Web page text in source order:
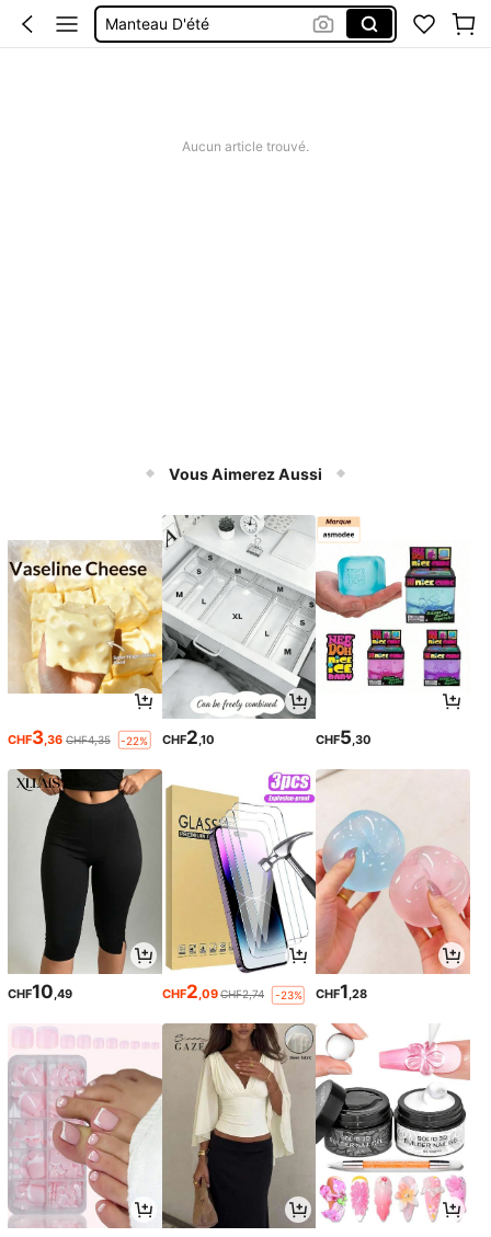
Manteau D'été
Aucun article trouvé.
Vous Aimerez Aussi
CHF3 ,36 CHF4,35 -22% CHF2 ,10 CHF5 ,30
CHF10,49 CHF2,09CHF2,74 -23% CHF1,28